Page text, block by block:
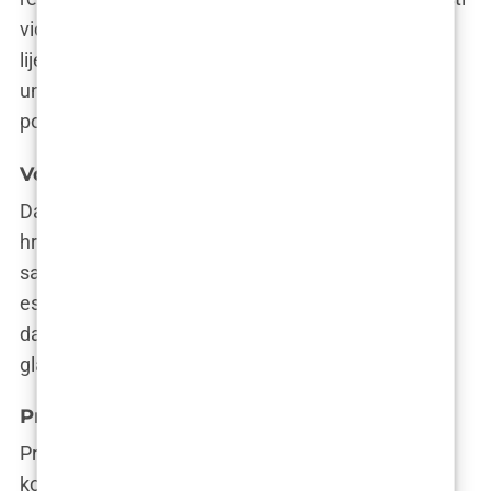
vidjeti lipofiling koji ne samo da oblikuje tijelo, već i
liječi ozljede, potiče rast kose ili čak pomlađuje
unutarnje organe. Tko zna, možda će lipofiling
postati čarobni štapić koji smo oduvijek željeli.
Vodič za pacijente
Dakle, odlučili ste se za lipofiling? Čestitamo na
hrabrom koraku prema boljem izgledu i
samopouzdanju! Ali prije nego što uskočite u ovu
estetsku avanturu, evo vodiča koji će vam pomoći
da se pripremite, razumijete postupak i osigurate
glatku plovidbu prema željenim rezultatima.
Priprema za zahvat
Priprema za lipofiling nije samo pitanje pakiranja
kofera za odlazak na kliniku. To je kao trening prije